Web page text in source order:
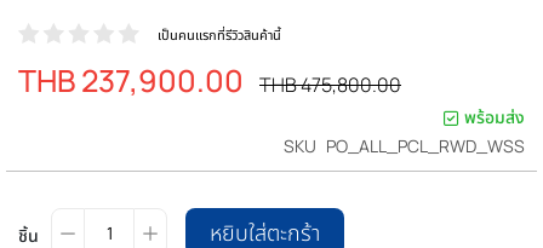
เป็นคนแรกที่รีวิวสินค้านี้
ราคา
THB 237,900.00
ราคา
THB 475,800.00
พร้อมส่ง
SKU PO_ALL_PCL_RWD_WSS
ชิ้น หยิบใส่ตะกร้า